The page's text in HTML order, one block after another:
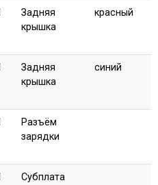
Задняя
крышка
красный
Задняя
крышка
синий
Разъём
зарядки
Субплата